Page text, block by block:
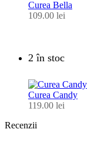
Curea Bella
109.00 lei
2 în stoc
Curea Candy
119.00 lei
Recenzii